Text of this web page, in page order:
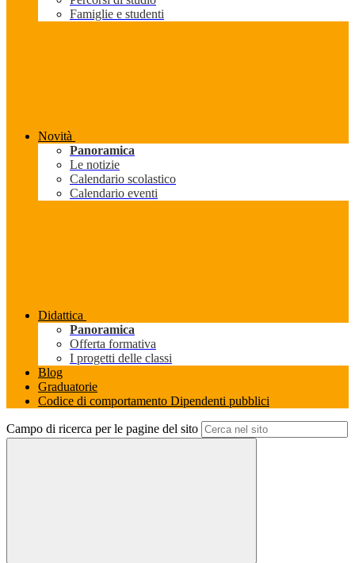
Famiglie e studenti
Novità
Panoramica
Le notizie
Calendario scolastico
Calendario eventi
Didattica
Panoramica
Offerta formativa
I progetti delle classi
Blog
Graduatorie
Codice di comportamento Dipendenti pubblici
Campo di ricerca per le pagine del sito